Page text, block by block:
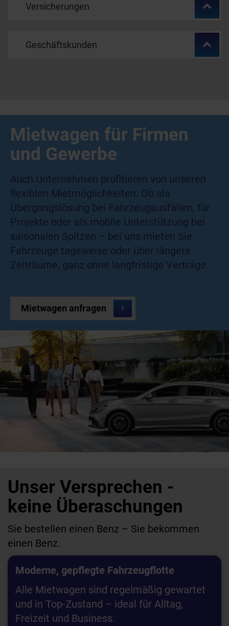
Versicherungen
Geschäftskunden
Mietwagen für Firmen
und Gewerbe
Auch Unternehmen profitieren von unseren
flexiblen Mietmöglichkeiten: Ob als
Übergangslösung bei Fahrzeugausfällen, für
Projekte oder als mobile Unterstützung bei
saisonalen Spitzen – bei uns mieten Sie
Fahrzeuge tageweise oder über längere
Zeiträume, ganz ohne langfristige Verträge.
Mietwagen anfragen
Unser Versprechen -
keine Überaschungen
Sie bestellen einen Benz – Sie bekommen
einen Benz.
Moderne, gepflegte Fahrzeugflotte
Alle Mietwagen sind regelmäßig gewartet
und in Top-Zustand – ideal für Alltag,
Freizeit und Business.